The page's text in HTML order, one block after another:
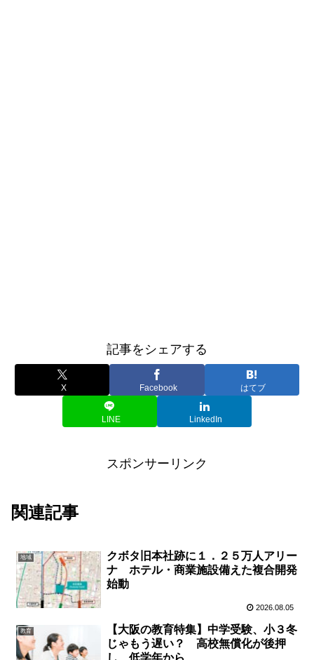
記事をシェアする
X Facebook はてブ
LINE LinkedIn
スポンサーリンク
関連記事
地域
クボタ旧本社跡に１．２５万人アリー
ナ ホテル・商業施設備えた複合開発
始動
2026.08.05
教育
【大阪の教育特集】中学受験、小３冬
じゃもう遅い？ 高校無償化が後押
し、低学年から